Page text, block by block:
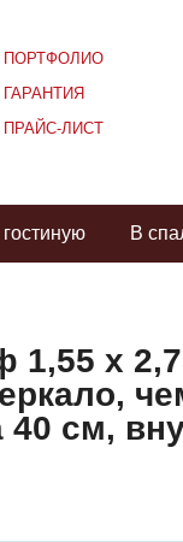
ПОРТФОЛИО
ГАРАНТИЯ
ПРАЙС-ЛИСТ
В
1,55 х
см,